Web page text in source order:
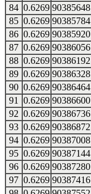
84 0.6269 90385648
85 0.6269 90385784
86 0.6269 90385920
87 0.6269 90386056
88 0.6269 90386192
89 0.6269 90386328
90 0.6269 90386464
91
0.6269 90386600
92 0.6269 90386736
93 0.6269 90386872
94 0.6269 90387008
95 0.6269 90387144
96 0.6269 90387280
97 0.6269 90387416